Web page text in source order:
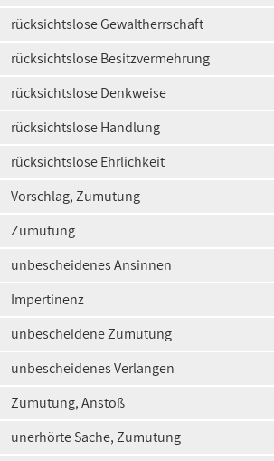
rücksichtslose Gewaltherrschaft
rücksichtslose Besitzvermehrung
rücksichtslose Denkweise
rücksichtslose Handlung
rücksichtslose Ehrlichkeit
Vorschlag, Zumutung
Zumutung
unbescheidenes Ansinnen
Impertinenz
unbescheidene Zumutung
unbescheidenes Verlangen
Zumutung, Anstoß
unerhörte Sache, Zumutung